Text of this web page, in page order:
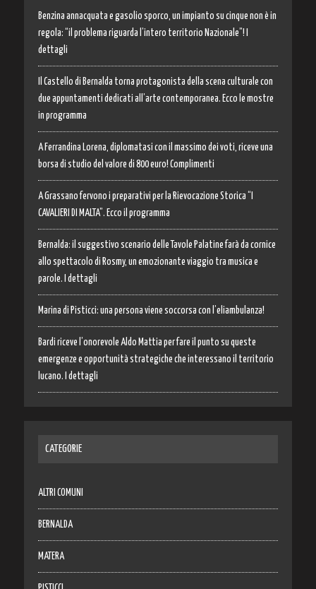
Benzina annacquata e gasolio sporco, un impianto su cinque non è in
regola: “il problema riguarda l’intero territorio Nazionale”! I
dettagli
Il Castello di Bernalda torna protagonista della scena culturale con
due appuntamenti dedicati all’arte contemporanea. Ecco le mostre
in programma
A Ferrandina Lorena, diplomatasi con il massimo dei voti, riceve una
borsa di studio del valore di 800 euro! Complimenti
A Grassano fervono i preparativi per la Rievocazione Storica “I
CAVALIERI DI MALTA”. Ecco il programma
Bernalda: il suggestivo scenario delle Tavole Palatine farà da cornice
allo spettacolo di Rosmy, un emozionante viaggio tra musica e
parole. I dettagli
Marina di Pisticci: una persona viene soccorsa con l’eliambulanza!
Bardi riceve l’onorevole Aldo Mattia per fare il punto su queste
emergenze e opportunità strategiche che interessano il territorio
lucano. I dettagli
CATEGORIE
ALTRI COMUNI
BERNALDA
MATERA